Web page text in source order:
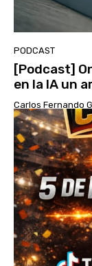
PODCAST
[Podcast]
en la IA un
Carlos Fernando